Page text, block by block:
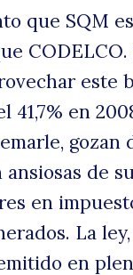
que SQM
CODELCO.
este
en
gozan
de
en
La
en